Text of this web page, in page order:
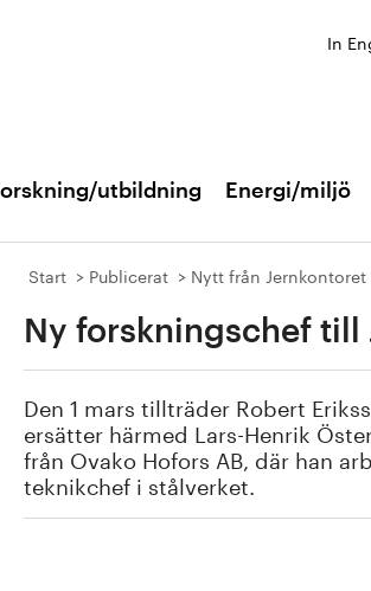
In
utbildning Energi/miljö
Start Publicerat Nytt från Jernkontoret
Ny forskningschef till
Den 1 mars tillträder Robert
ersätter härmed Lars-Henrik
från Ovako Hofors AB, där han
teknikchef i stålverket.